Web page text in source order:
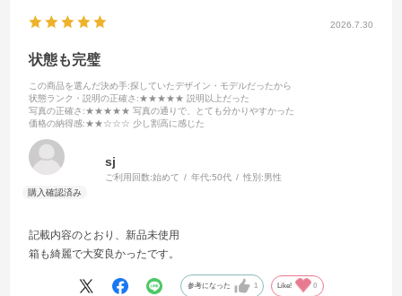
2026.7.30
状態も完璧
この商品を選んだ決め手:探していたデザイン・モデルだったから
状態ランク・説明の正確さ :★★★★★ 説明以上だった
写真の正確さ :★★★★★ 写真の通りで、とても分かりやすかった
価格の納得感:★★☆☆☆ 少し割高に感じた
sj
ご利用回数:始めて 年代:50代 性別:男性
記載内容のとおり、新品未使用
箱も綺麗で大変良かったです。
参考になった 1 Like! 0